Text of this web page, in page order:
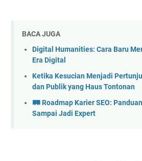
BACA JUGA
Digital Humanities: Cara Baru
Era Digital
Ketika Kesucian Menjadi
dan Publik yang Haus Tontonan
🛤️ Roadmap Karier SEO:
Sampai Jadi Expert